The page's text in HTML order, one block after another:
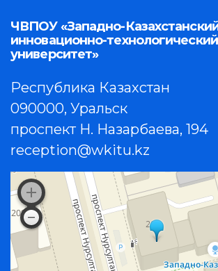
ЧВПОУ «Западно-
инновационно-технологический
университет»
Республика Казахстан
090000, Уральск
проспект Н. Назарбаева, 194
reception@wkitu.kz